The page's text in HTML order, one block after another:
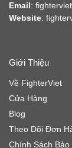
Email:
Website:
Giới Thiệu
Về FighterViet
Cửa Hàng
Blog
Theo Dõi Đơn
Chính Sách Bảo